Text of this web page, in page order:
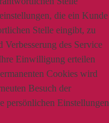
die ein Kunde
Stelle eingibt, zu
Verbesserung des Service
Einwilligung erteilen
Cookies wird
Besuch der
persönlichen Einstellungen